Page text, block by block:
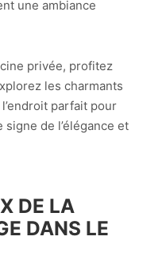
une ambiance
privée, profitez
les charmants
parfait pour
de l’élégance et
DE LA
DANS LE